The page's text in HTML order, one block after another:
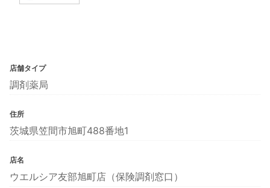
店舗タイプ
調剤薬局
住所
茨城県笠間市旭町488番地1
店名
ウエルシア友部旭町店（保険調剤窓口）